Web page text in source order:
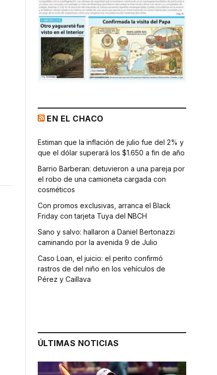
EN EL CHACO
Estiman que la inflación de julio fue del 2% y
que el dólar superará los $1.650 a fin de año
Barrio Barberan: detuvieron a una pareja por
el robo de una camioneta cargada con
cosméticos
Con promos exclusivas, arranca el Black
Friday con tarjeta Tuya del NBCH
Sano y salvo: hallaron a Daniel Bertonazzi
caminando por la avenida 9 de Julio
Caso Loan, el juicio: el perito confirmó
rastros de del niño en los vehículos de
Pérez y Caillava
ÚLTIMAS NOTICIAS